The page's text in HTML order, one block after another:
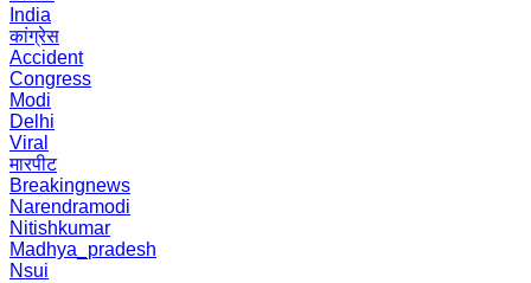
India
कांग्रेस
Accident
Congress
Modi
Delhi
Viral
मारपीट
Breakingnews
Narendramodi
Nitishkumar
Madhya_pradesh
Nsui